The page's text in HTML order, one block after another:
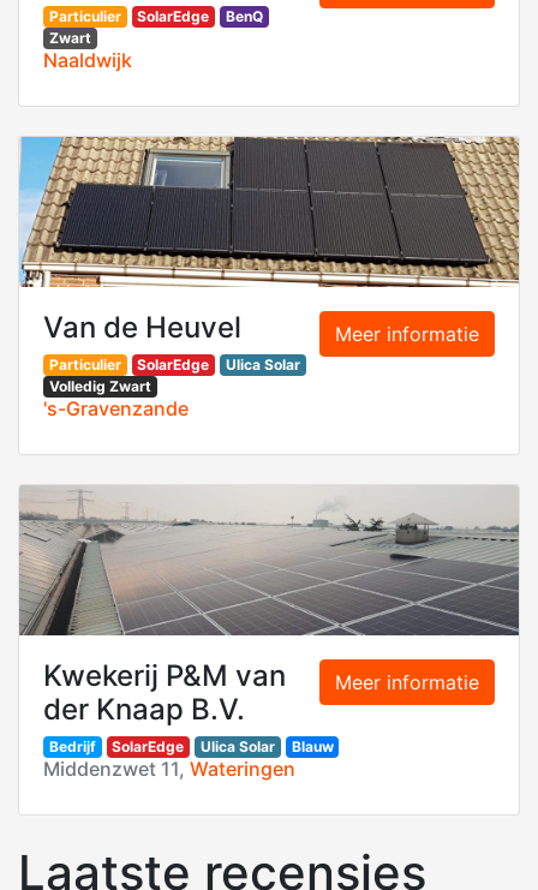
Particulier SolarEdge
BenQ
Zwart
Naaldwijk
Meer informatie
Van de Heuvel
Particulier SolarEdge
Ulica Solar
Volledig Zwart
's-Gravenzande
Meer informatie
Kwekerij P&M van
der Knaap B.V.
Bedrijf SolarEdge Ulica Solar Blauw
Middenzwet 11, Wateringen
Laatste recensies